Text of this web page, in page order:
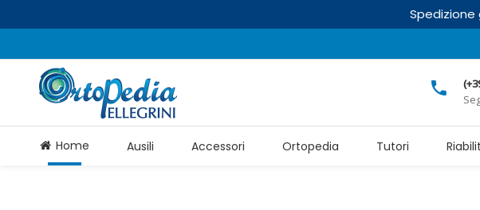
Home Ausili Accessori Ortopedia Tutori